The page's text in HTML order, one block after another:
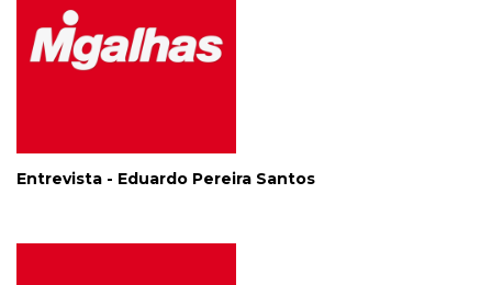
Entrevista - Eduardo Pereira Santos